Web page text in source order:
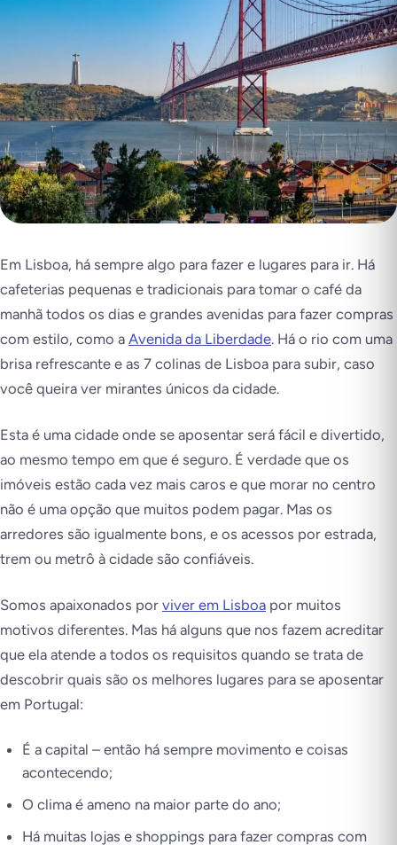
Em Lisboa, há sempre algo para fazer e lugares para ir. Há
cafeterias pequenas e tradicionais para tomar o café da
manhã todos os dias e grandes avenidas para fazer compras
com estilo, como a Avenida da Liberdade. Há o rio com uma
brisa refrescante e as 7 colinas de Lisboa para subir, caso
você queira ver mirantes únicos da cidade.
Esta é uma cidade onde se aposentar será fácil e divertido,
ao mesmo tempo em que é seguro. É verdade que os
imóveis estão cada vez mais caros e que morar no centro
não é uma opção que muitos podem pagar. Mas os
arredores são igualmente bons, e os acessos por estrada,
trem ou metrô à cidade são confiáveis.
Somos apaixonados por viver em Lisboa por muitos
motivos diferentes. Mas há alguns que nos fazem acreditar
que ela atende a todos os requisitos quando se trata de
descobrir quais são os melhores lugares para se aposentar
em Portugal:
É a capital – então há sempre movimento e coisas
acontecendo;
O clima é ameno na maior parte do ano;
Há muitas lojas e shoppings para fazer compras com